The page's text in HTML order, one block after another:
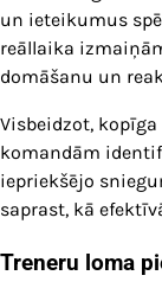
un ieteikumus
reāllaika
domāšanu un
Visbeidzot,
komandām
iepriekšējo
saprast, kā
Treneru loma